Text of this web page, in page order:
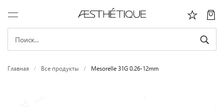
Главная Все продукты Mesorelle 31G 0.26-12mm